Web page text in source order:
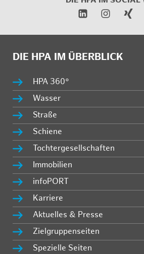
DIE HPA IM ÜBERBLICK
HPA 360°
Wasser
Straße
Schiene
Tochtergesellschaften
Immobilien
infoPORT
Karriere
Aktuelles & Presse
Zielgruppenseiten
Spezielle Seiten